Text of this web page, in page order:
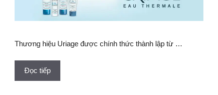
Thương hiệu Uriage được chính thức thành lập từ …
Đọc tiếp